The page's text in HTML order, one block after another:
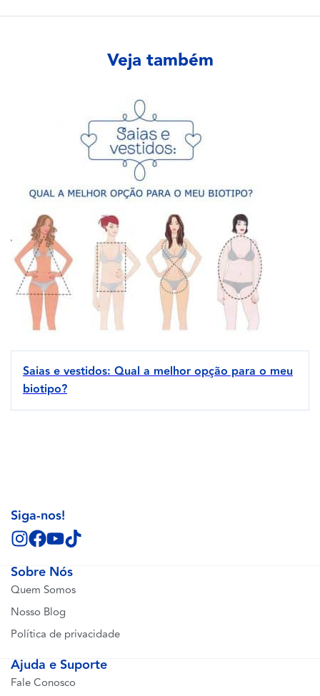
Veja também
Saias e vestidos: Qual a melhor opção para o meu
biotipo?
Sobre Nós
Quem Somos
Nosso Blog
Política de privacidade
Ajuda e Suporte
Fale Conosco
Siga-nos!